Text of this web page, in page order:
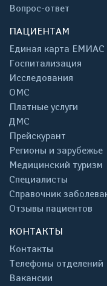
Вопрос-ответ
ПАЦИЕНТАМ
Единая карта ЕМИАС
Госпитализация
Исследования
ОМС
Платные услуги
ДМС
Прейскурант
Регионы и зарубежье
Медицинский туризм
Специалисты
Справочник
Отзывы пациентов
КОНТАКТЫ
Контакты
Телефоны отделений
Вакансии